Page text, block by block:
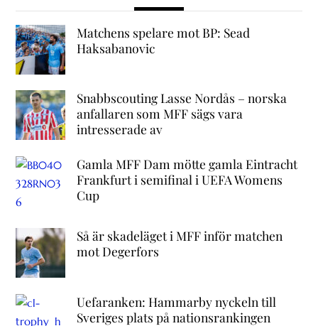
Matchens spelare mot BP: Sead
Haksabanovic
Snabbscouting Lasse Nordås – norska
anfallaren som MFF sägs vara
intresserade av
Gamla MFF Dam mötte gamla Eintracht
Frankfurt i semifinal i UEFA Womens
Cup
Så är skadeläget i MFF inför matchen
mot Degerfors
Uefaranken: Hammarby nyckeln till
Sveriges plats på nationsrankingen